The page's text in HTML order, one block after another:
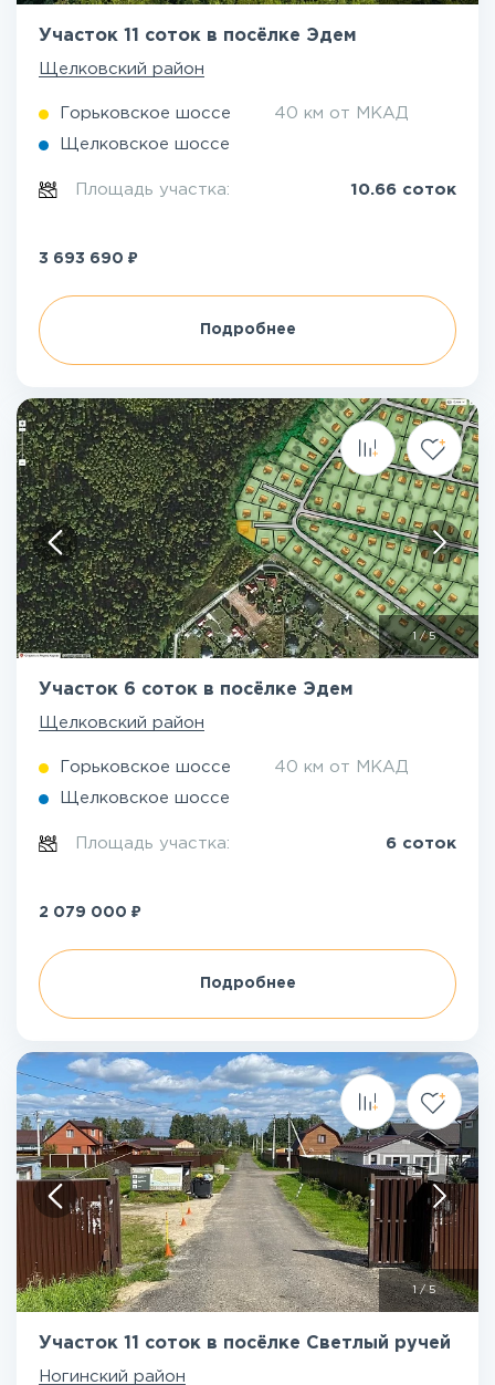
Участок 11 соток в посёлке Эдем
Щелковский район
Горьковское шоссе 40 км от МКАД
Щелковское шоссе
Площадь участка: 10.66 соток
3 693 690 ₽
Подробнее
/5
Участок 6 соток в посёлке Эдем
Щелковский район
Горьковское шоссе 40 км от МКАД
Щелковское шоссе
Площадь участка: 6 соток
2 079 000 ₽
Подробнее
1/ 5
Участок 11 соток в посёлке Светлый ручей
Ногинский район